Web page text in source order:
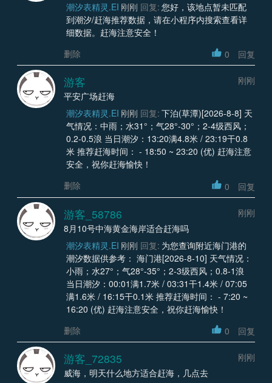
潮汐表精灵.EI 刚刚 回复: 您好，该地点暂未匹配
到潮汐/赶海推荐数据，请在小程序内搜索查看详
细数据。赶海注意安全！
删除
0 回复
游客
刚刚
平安广场赶海
潮汐表精灵.EI 刚刚 回复: 下泊(草潭)[2026-8-8] 天
气情况：中雨；水31°；气28°-30°；2-4级西风；
0.2-0.5浪 当日潮汐：13:20满4.8米 / 23:19干0.8
米 推荐赶海时间： - 18:50 ~ 23:20 (优) 赶海注意
安全，祝你赶海愉快！
删除
0 回复
游客_58786
刚刚
8月10号中海黄金海岸适合赶海吗
潮汐表精灵.EI 刚刚 回复: 为您查询附近海门港的
潮汐数据供参考： 海门港[2026-8-10] 天气情况：
小雨；水27°；气28°-35°；2-3级西风；0.8-1浪
当日潮汐：00:01满1.7米 / 03:31干1.4米 / 07:05
满1.6米 / 16:15干0.1米 推荐赶海时间： - 7:20 ~
16:20 (优) 赶海注意安全，祝你赶海愉快！
删除
0 回复
游客_72835
刚刚
威海，明天什么地方适合赶海，几点去